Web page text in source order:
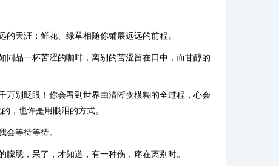
天涯；鲜花、绿草相随你铺展远远的前程。
同品一杯苦涩的咖啡，离别的苦涩留在口中，而甘醇的
万别眨眼！你会看到世界由清晰变模糊的全过程，心会
，也许是用眼泪的方式。
会等待等待。
胧，呆了，才知道，有一种伤，疼在离别时。